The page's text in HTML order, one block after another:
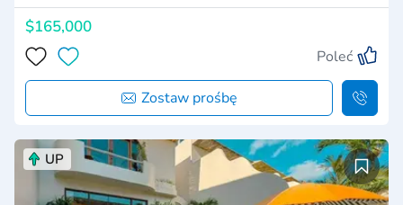
$165,000
Poleć
Zostaw prośbę
UP